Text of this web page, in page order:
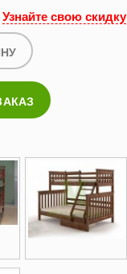
Узнайте свою скидку